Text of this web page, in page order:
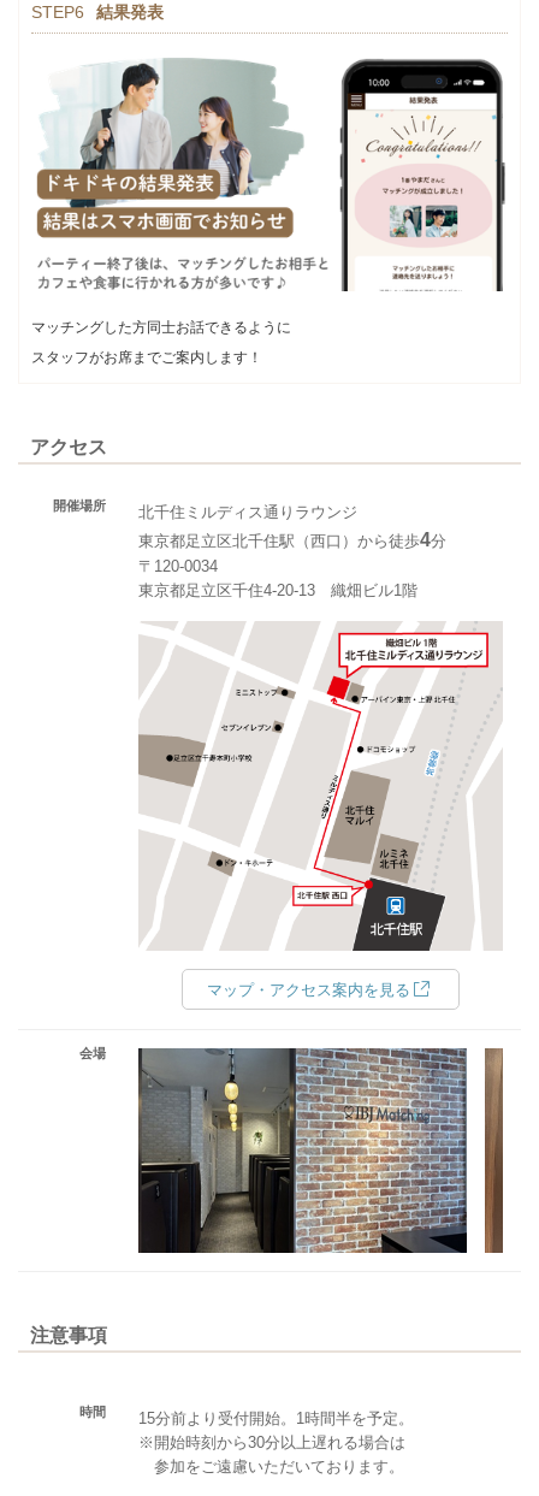
STEP6 結果発表
マッチングした方同士お話できるように
スタッフがお席までご案内します！
アクセス
開催場所
北千住ミルディス通りラウンジ
東京都足立区北千住駅（西口）から徒歩4分
〒120-0034
東京都足立区千住4-20-13 織畑ビル1階
マップ・アクセス案内を見る
会場
注意事項
時間
15分前より受付開始。1時間半を予定。
※開始時刻から30分以上遅れる場合は
参加をご遠慮いただいております。